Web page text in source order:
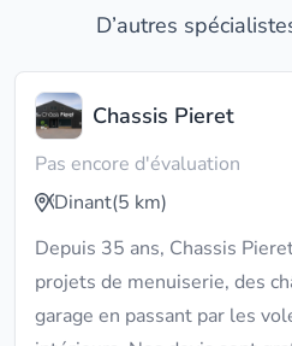
D’autres
Chassis Pieret
Pas encore d'évaluation
Dinant(5 km)
Depuis 35 ans, Chassis
projets de menuiserie, des
garage en passant par les